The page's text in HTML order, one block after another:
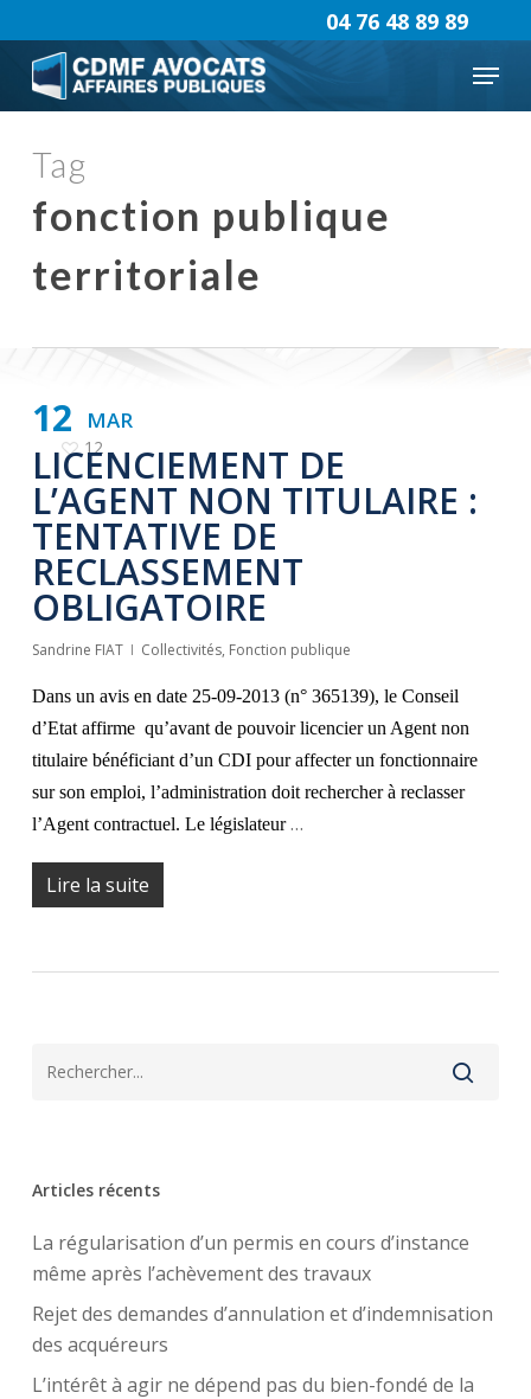
to
main
content
Menu
04 76 48 89 89
Tag
fonction publique
territoriale
MAR
12
12
LICENCIEMENT DE
L’AGENT NON TITULAIRE :
TENTATIVE DE
RECLASSEMENT
OBLIGATOIRE
Sandrine FIAT Collectivités, Fonction publique
Dans un avis en date 25-09-2013 (n° 365139), le Conseil
d’Etat affirme qu’avant de pouvoir licencier un Agent non
titulaire bénéficiant d’un CDI pour affecter un fonctionnaire
sur son emploi, l’administration doit rechercher à reclasser
l’Agent contractuel. Le législateur…
Lire la suite
Articles récents
La régularisation d’un permis en cours d’instance
même après l’achèvement des travaux
Rejet des demandes d’annulation et d’indemnisation
des acquéreurs
L’intérêt à agir ne dépend pas du bien-fondé de la